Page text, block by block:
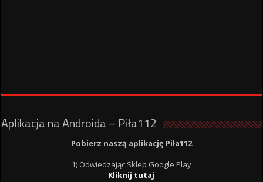
Aplikacja na Androida – Piła112
Pobierz naszą aplikację Piła112
1) Odwiedzając Sklep Google Play
Kliknij tutaj